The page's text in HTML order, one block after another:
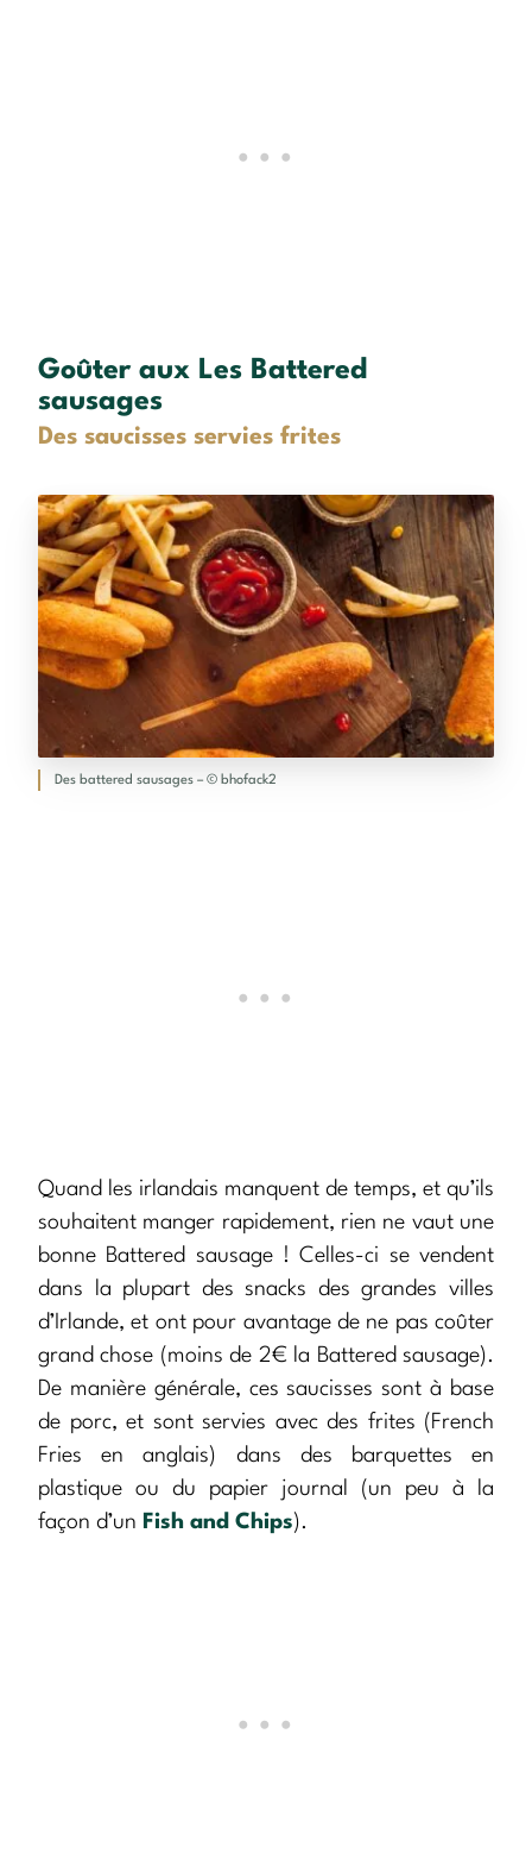
Goûter aux Les Battered
sausages
Des saucisses servies frites
Des battered sausages – © bhofack2
Quand les irlandais manquent de temps, et qu’ils
souhaitent manger rapidement, rien ne vaut une
bonne Battered sausage ! Celles-ci se vendent
dans la plupart des snacks des grandes villes
d’Irlande, et ont pour avantage de ne pas coûter
grand chose (moins de 2€ la Battered sausage).
De manière générale, ces saucisses sont à base
de porc, et sont servies avec des frites (French
Fries en anglais) dans des barquettes en
plastique ou du papier journal (un peu à la
façon d’un Fish and Chips).